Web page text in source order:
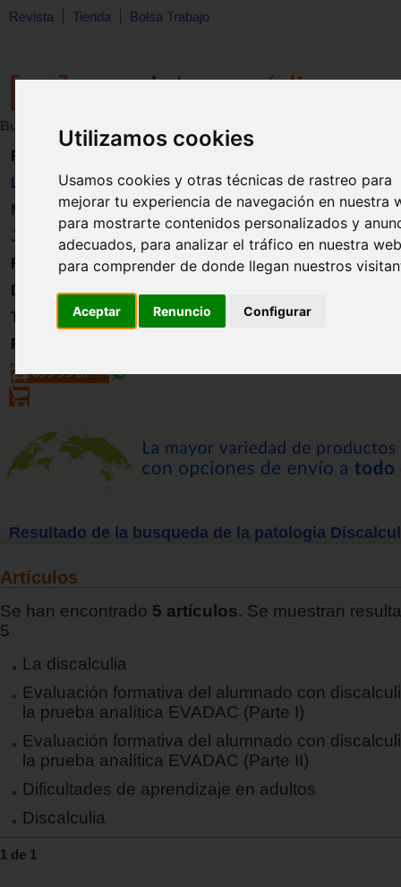
Utilizamos cookies
Usamos cookies y otras técnicas de rastreo para
mejorar tu experiencia de navegación en nuestra
para mostrarte contenidos personalizados y
adecuados, para analizar el tráfico en nuestra
para comprender de donde llegan nuestros
Aceptar Renuncio Configurar
Revista Tienda Bolsa Trabajo
Buscar:
Revista
Libros
Material
Juguetes
Formación
Directorio
Trabajo
Registro
Resultado de la busqueda de la patologia
Artículos
Se han encontrado 5 artículos. Se muestran
5
La discalculia
Evaluación formativa del alumnado con
la prueba analítica EVADAC (Parte I)
Evaluación formativa del alumnado con
la prueba analítica EVADAC (Parte II)
Dificultades de aprendizaje en adultos
Discalculia
1 de 1